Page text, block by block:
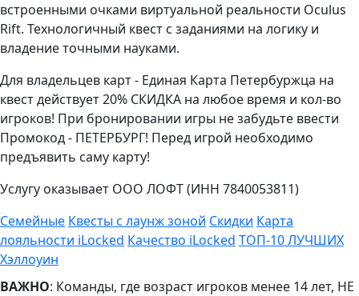
встроенными очками виртуальной реальности Oculus
Rift. Технологичный квест с заданиями на логику и
владение точными науками.
Для владельцев карт - Единая Карта Петербуржца на
квест действует 20% СКИДКА на любое время и кол-во
игроков! При бронировании игры не забудьте ввести
Промокод - ПЕТЕРБУРГ! Перед игрой необходимо
предъявить саму карту!
Услугу оказывает ООО ЛОФТ (ИНН 7840053811)
Семейные Квесты с лаунж зоной Скидки Карта
лояльности iLocked Качество iLocked ТОП-10 ЛУЧШИХ
Хэллоуин
ВАЖНО: Команды, где возраст игроков менее 14 лет, НЕ